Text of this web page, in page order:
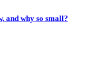
and why so small?